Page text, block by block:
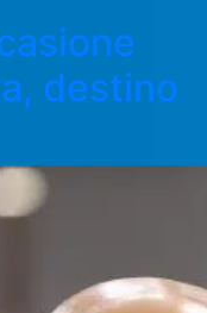
destino